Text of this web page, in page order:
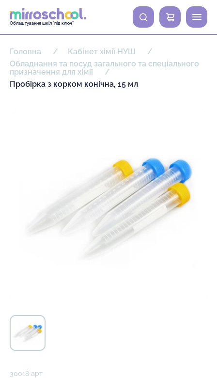
Облаштування шкіл "під ключ"
0
Головна
Кабінет хімії НУШ
Обладнання та посуд загального та спеціального
призначення для хімії
Пробірка з корком конічна, 15 мл
30018 арт